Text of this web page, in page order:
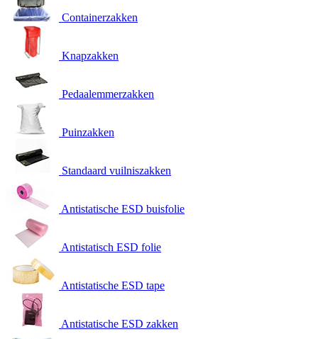
Containerzakken
Knapzakken
Pedaalemmerzakken
Puinzakken
Standaard vuilniszakken
Antistatische ESD buisfolie
Antistatisch ESD folie
Antistatische ESD tape
Antistatische ESD zakken